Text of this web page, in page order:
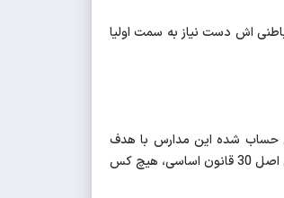
اش دست نیاز به سمت اولیا
حساب شده این مدارس با هدف
مشارکت هر چه بیشتر مردم و بخش خصوصی در آموزش و پرورش بسیار پسندیده است.) اما کسی که فرزندش را در مدرسه دولتی ثبت نام می کند، بداند که طبق اصل 30 قانون اساسی، هیچ کس